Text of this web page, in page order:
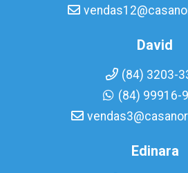
David
(84) 3203-
(84) 99916-
Edinara